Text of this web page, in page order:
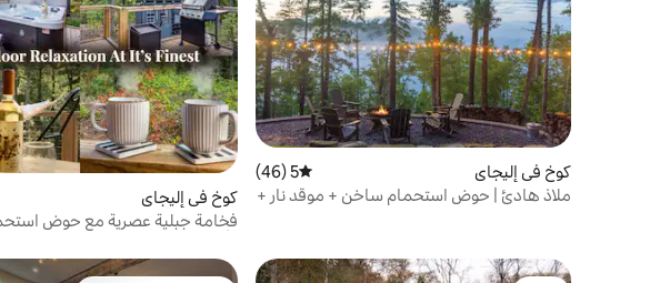
كوخ في إليجاي متوسط التقييم 5 من 5، 46 مراجعات
5 (46)
ملاذ هادئ | حوض استحمام ساخن + موقد نار +
كوخ في إليجاي
فخامة جبلية عصرية مع حوض